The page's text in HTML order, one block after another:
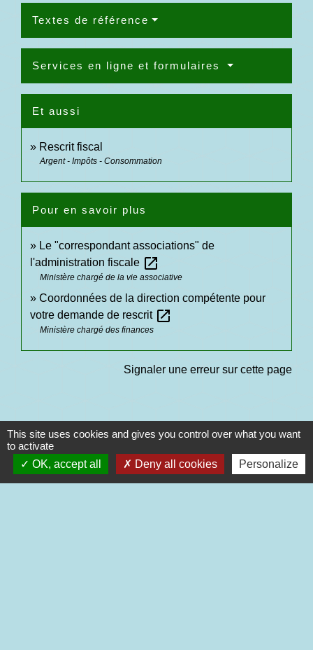
Textes de référence
Services en ligne et formulaires
Et aussi
Rescrit fiscal
Argent - Impôts - Consommation
Pour en savoir plus
Le "correspondant associations" de
l'administration fiscale open_in_new
Ministère chargé de la vie associative
Coordonnées de la direction compétente pour
votre demande de rescrit open_in_new
Ministère chargé des finances
Signaler une erreur sur cette page
Contacts
This site uses cookies and gives you control over what you want
to activate
OK, accept all
Deny all cookies Personalize